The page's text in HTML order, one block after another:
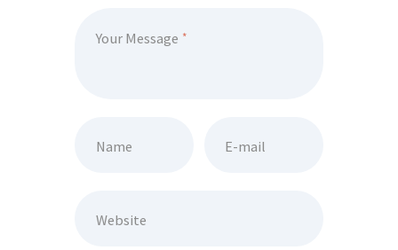
Your Message
Name E-mail
Website